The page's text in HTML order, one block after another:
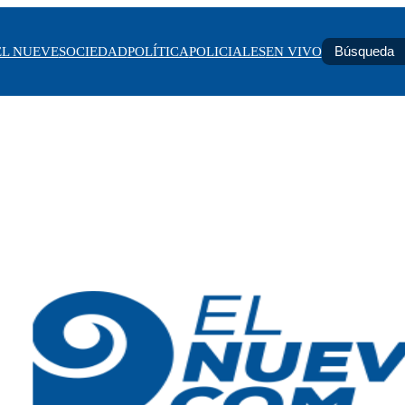
NUEVESOCIEDADPOLÍTICAPOLICIALESEN VIVO